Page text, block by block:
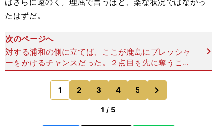
たはずだ。
次のページへ
対する浦和の側に立てば、ここが鹿島にプレッシャ
ーをかけるチャンスだった。２点目を先に奪うこと
ができれば、鹿島に相当なダメージを与えられたは
ずだ。 ところが、実際はそうはならなかった。先
制されても意に介
1 2 3 4 5
のページへ
1 / 5